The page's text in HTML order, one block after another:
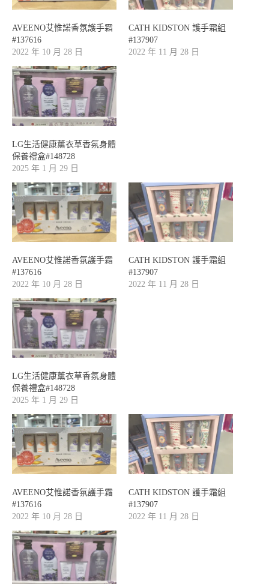
AVEENO艾惟諾香氛護手霜
#137616
2022 年 10 月 28 日
CATH KIDSTON 護手霜組
#137907
2022 年 11 月 28 日
LG生活健康薰衣草香氛身體
保養禮盒#148728
2025 年 1 月 29 日
AVEENO艾惟諾香氛護手霜
#137616
2022 年 10 月 28 日
CATH KIDSTON 護手霜組
#137907
2022 年 11 月 28 日
LG生活健康薰衣草香氛身體
保養禮盒#148728
2025 年 1 月 29 日
AVEENO艾惟諾香氛護手霜
#137616
2022 年 10 月 28 日
CATH KIDSTON 護手霜組
#137907
2022 年 11 月 28 日